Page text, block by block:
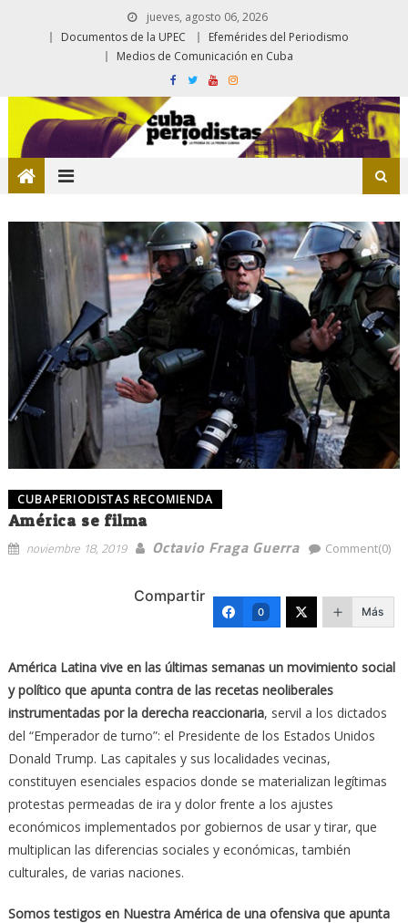
jueves, agosto 06, 2026
Documentos de la UPEC
Efemérides del Periodismo
Medios de Comunicación en Cuba
CUBAPERIODISTAS RECOMIENDA
América se filma
noviembre 18, 2019 Octavio Fraga Guerra Comment(0)
Compartir
0 Más
América Latina vive en las últimas semanas un movimiento social
y político que apunta contra de las recetas neoliberales
instrumentadas por la derecha reaccionaria, servil a los dictados
del “Emperador de turno”: el Presidente de los Estados Unidos
Donald Trump. Las capitales y sus localidades vecinas,
constituyen esenciales espacios donde se materializan legítimas
protestas permeadas de ira y dolor frente a los ajustes
económicos implementados por gobiernos de usar y tirar, que
multiplican las diferencias sociales y económicas, también
culturales, de varias naciones.
Somos testigos en Nuestra América de una ofensiva que apunta